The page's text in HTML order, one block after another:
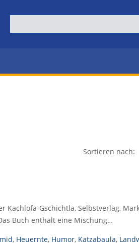
Sortieren nach:
Kachlofa-Gschichtla, Selbstverlag,
Buch enthält eine Mischung…
, Heuernte, Humor, Katzabaula,